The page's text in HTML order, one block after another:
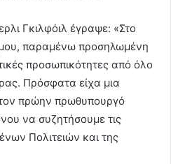
Γκιλφόιλ έγραψε: «Στο
παραμένω προσηλωμένη
προσωπικότητες από όλο
Πρόσφατα είχα μια
πρώην πρωθυπουργό
να συζητήσουμε τις
Πολιτειών και της